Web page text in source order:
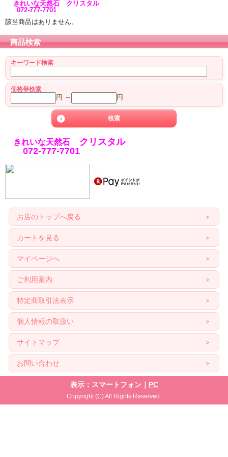
きれいな天然石 クリスタル
072-777-7701
該当商品はありません。
商品検索
キーワード検索
価格帯検索
円 ～ 円
きれいな天然石
クリスタル
072-777-7701
お店のトップへ戻る
カートを見る
マイページへ
ご利用案内
特定商取引法表示
個人情報の取扱い
サイトマップ
お問い合わせ
表示：スマートフォン｜ PC
Copyright (C) All Rights Reserved.